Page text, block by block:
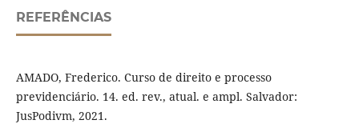
REFERÊNCIAS
AMADO, Frederico. Curso de direito e processo
previdenciário. 14. ed. rev., atual. e ampl. Salvador:
JusPodivm, 2021.